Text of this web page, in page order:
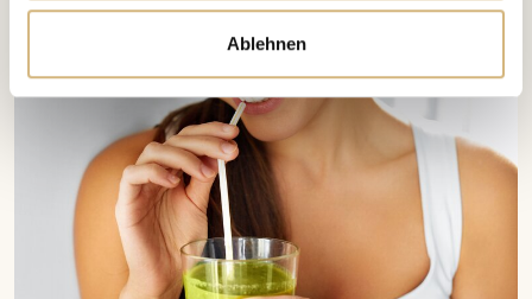
Ablehnen